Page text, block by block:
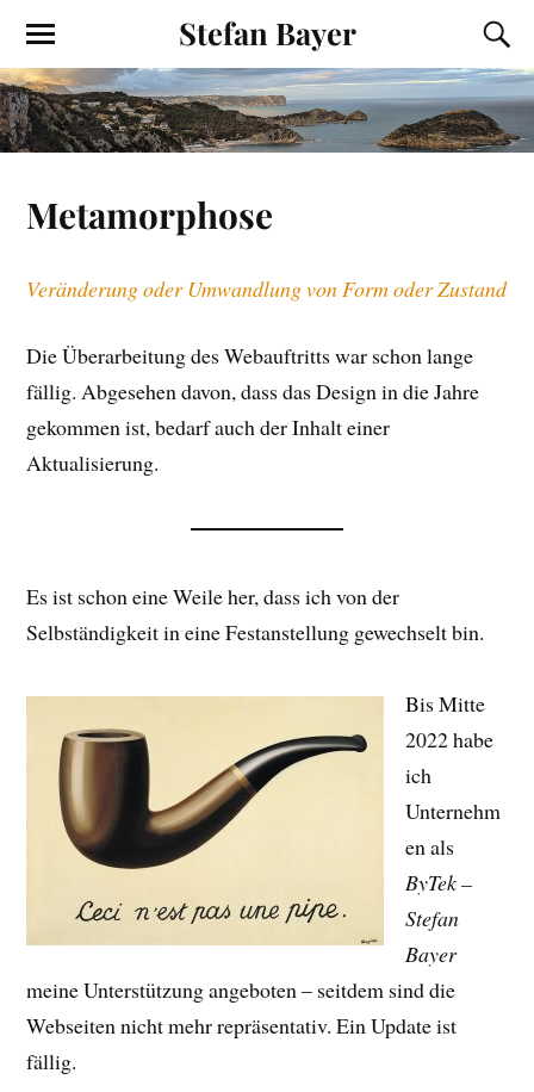
Stefan Bayer
Metamorphose
Veränderung oder Umwandlung von Form oder Zustand
Die Überarbeitung des Webauftritts war schon lange
fällig. Abgesehen davon, dass das Design in die Jahre
gekommen ist, bedarf auch der Inhalt einer
Aktualisierung.
Es ist schon eine Weile her, dass ich von der
Selbständigkeit in eine Festanstellung gewechselt bin.
Bis Mitte
2022 habe
ich
Unternehm
en als
ByTek –
Stefan
Bayer
meine Unterstützung angeboten – seitdem sind die
Webseiten nicht mehr repräsentativ. Ein Update ist
fällig.